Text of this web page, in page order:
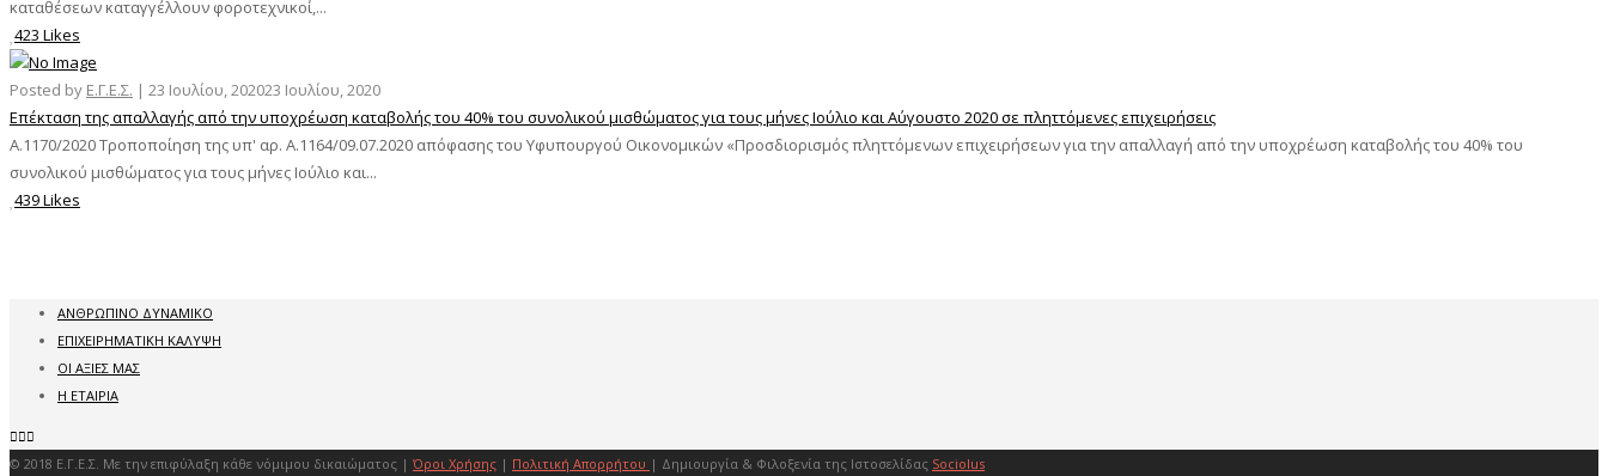
καταθέσεων καταγγέλλουν φοροτεχνικοί,...
423 Likes
Posted by Ε.Γ.Ε.Σ. | 23 Ιουλίου, 202023 Ιουλίου, 2020
Επέκταση της απαλλαγής από την υποχρέωση καταβολής του 40% του συνολικού μισθώματος για τους μήνες Ιούλιο και Αύγουστο 2020 σε πληττόμενες επιχειρήσεις
Α.1170/2020 Τροποποίηση της υπ' αρ. Α.1164/09.07.2020 απόφασης του Υφυπουργού Οικονομικών «Προσδιορισμός πληττόμενων επιχειρήσεων για την απαλλαγή από την υποχρέωση καταβολής του 40% του
συνολικού μισθώματος για τους μήνες Ιούλιο και...
439 Likes
ΑΝΘΡΩΠΙΝΟ ΔΥΝΑΜΙΚΟ
ΕΠΙΧΕΙΡΗΜΑΤΙΚΗ ΚΑΛΥΨΗ
ΟΙ ΑΞΙΕΣ ΜΑΣ
Η ΕΤΑΙΡΙΑ
© 2018 Ε.Γ.Ε.Σ. Με την επιφύλαξη κάθε νόμιμου δικαιώματος | Όροι Χρήσης | Πολιτική Απορρήτου | Δημιουργία & Φιλοξενία της Ιστοσελίδας Sociolus